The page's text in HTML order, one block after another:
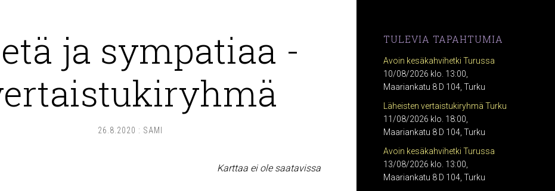
ja sympatiaa -
26.8.2020 : SAMI
Karttaa ei ole saatavissa
TULEVIA TAPAHTUMIA
Avoin kesäkahvihetki Turussa
10/08/2026 klo. 13:00,
Maariankatu 8 D 104, Turku
Läheisten vertaistukiryhmä Turku
11/08/2026 klo. 18:00,
Maariankatu 8 D 104, Turku
Avoin kesäkahvihetki Turussa
13/08/2026 klo. 13:00,
Maariankatu 8 D 104, Turku